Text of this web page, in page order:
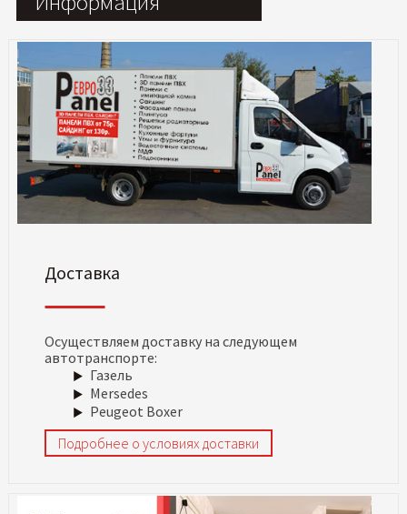
Доставка
Осуществляем доставку на следующем
автотранспорте:
Газель
Mersedes
Peugeot Boxer
Подробнее о условиях доставки